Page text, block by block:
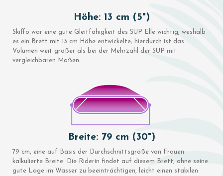
Höhe: 13 cm (5")
Skiffo war eine gute Gleitfähigkeit des SUP Elle wichtig, weshalb
es ein Brett mit 13 cm Höhe entwickelte; hierdurch ist das
Volumen weit größer als bei der Mehrzahl der SUP mit
vergleichbaren Maßen.
Breite: 79 cm (30")
79 cm, eine auf Basis der Durchschnittsgröße von Frauen
kalkulierte Breite. Die Riderin findet auf diesem Brett, ohne seine
gute Lage im Wasser zu beeinträchtigen, leicht einen stabilen